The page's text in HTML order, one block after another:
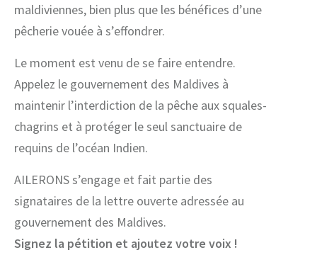
maldiviennes, bien plus que les bénéfices d’une
pêcherie vouée à s’effondrer.
Le moment est venu de se faire entendre.
Appelez le gouvernement des Maldives à
maintenir l’interdiction de la pêche aux squales-
chagrins et à protéger le seul sanctuaire de
requins de l’océan Indien.
AILERONS s’engage et fait partie des
signataires de la lettre ouverte adressée au
gouvernement des Maldives.
Signez la pétition et ajoutez votre voix !